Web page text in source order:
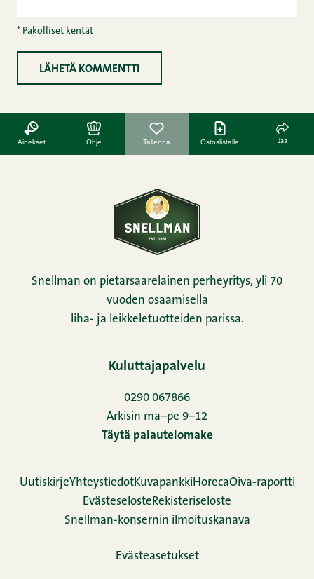
* Pakolliset kentät
Ainekset Ohje Tallenna Ostoslistalle Jaa
Snellman on pietarsaarelainen perheyritys, yli 70
vuoden osaamisella
liha- ja leikkeletuotteiden parissa.
Kuluttajapalvelu
0290 067866
Arkisin ma–pe 9–12
Täytä palautelomake
UutiskirjeYhteystiedotKuvapankki HorecaOiva-raportti
Evästeseloste Rekisteriseloste
Snellman-konsernin ilmoituskanava
Evästeasetukset